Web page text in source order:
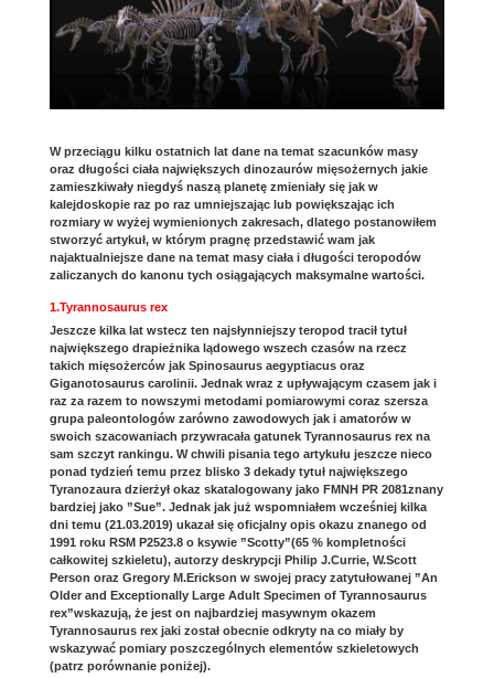
W przeciągu kilku ostatnich lat dane na temat szacunków masy
oraz długości ciała największych dinozaurów mięsożernych jakie
zamieszkiwały niegdyś naszą planetę zmieniały się jak w
kalejdoskopie raz po raz umniejszając lub powiększając ich
rozmiary w wyżej wymienionych zakresach, dlatego postanowiłem
stworzyć artykuł, w którym pragnę przedstawić wam jak
najaktualniejsze dane na temat masy ciała i długości teropodów
zaliczanych do kanonu tych osiągających maksymalne wartości.
1.Tyrannosaurus rex
Jeszcze kilka lat wstecz ten najsłynniejszy teropod tracił tytuł
największego drapieżnika lądowego wszech czasów na rzecz
takich mięsożerców jak Spinosaurus aegyptiacus oraz
Giganotosaurus carolinii. Jednak wraz z upływającym czasem jak i
raz za razem to nowszymi metodami pomiarowymi coraz szersza
grupa paleontologów zarówno zawodowych jak i amatorów w
swoich szacowaniach przywracała gatunek Tyrannosaurus rex na
sam szczyt rankingu. W chwili pisania tego artykułu jeszcze nieco
ponad tydzień temu przez blisko 3 dekady tytuł największego
Tyranozaura dzierżył okaz skatalogowany jako FMNH PR 2081znany
bardziej jako ”Sue”. Jednak jak już wspomniałem wcześniej kilka
dni temu (21.03.2019) ukazał się oficjalny opis okazu znanego od
1991 roku RSM P2523.8 o ksywie ”Scotty”(65 % kompletności
całkowitej szkieletu), autorzy deskrypcji Philip J.Currie, W.Scott
Person oraz Gregory M.Erickson w swojej pracy zatytułowanej ”An
Older and Exceptionally Large Adult Specimen of Tyrannosaurus
rex”wskazują, że jest on najbardziej masywnym okazem
Tyrannosaurus rex jaki został obecnie odkryty na co miały by
wskazywać pomiary poszczególnych elementów szkieletowych
(patrz porównanie poniżej).